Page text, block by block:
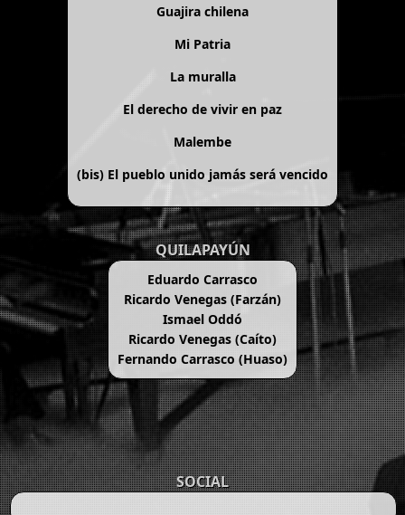
Guajira chilena
Mi Patria
La muralla
El derecho de vivir en paz
Malembe
(bis) El pueblo unido jamás será vencido
QUILAPAYÚN
Eduardo Carrasco
Ricardo Venegas (Farzán)
Ismael Oddó
Ricardo Venegas (Caíto)
Fernando Carrasco (Huaso)
SOCIAL